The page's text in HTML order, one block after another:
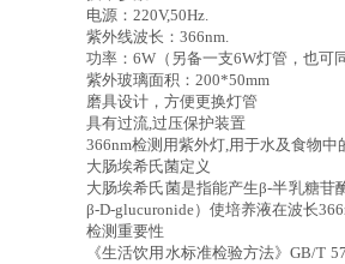
电源：220V,50Hz.
紫外线波长：366nm.
功率：6W（另备一支6W灯管，也可
紫外玻璃面积：200*50mm
磨具设计，方便更换灯管
具有过流,过压保护装置
366nm检测用紫外灯,用于水及食物中
大肠埃希氏菌定义
大肠埃希氏菌是指能产生β-半乳糖苷
β-D-glucuronide）使培养液在波长
检测重要性
《生活饮用水标准检验方法》GB/T